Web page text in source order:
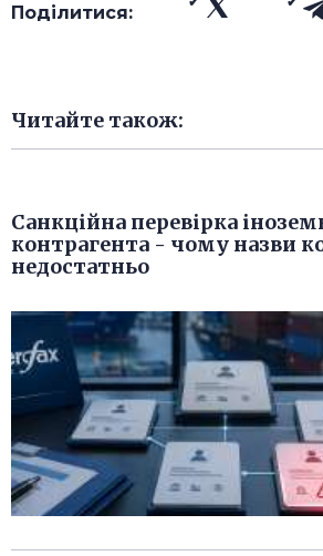
Поділитися:
Читайте також:
Санкційна перевірка
контрагента - чому назви
недостатньо